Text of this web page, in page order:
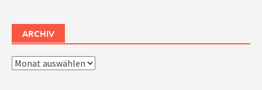
ARCHIV
Archiv